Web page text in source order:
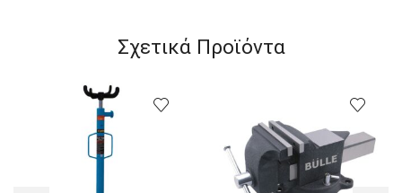
Σχετικά Προϊόντα